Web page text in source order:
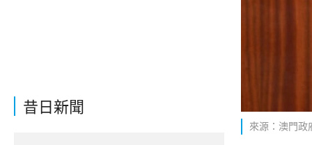
昔日新聞
來源：澳門政